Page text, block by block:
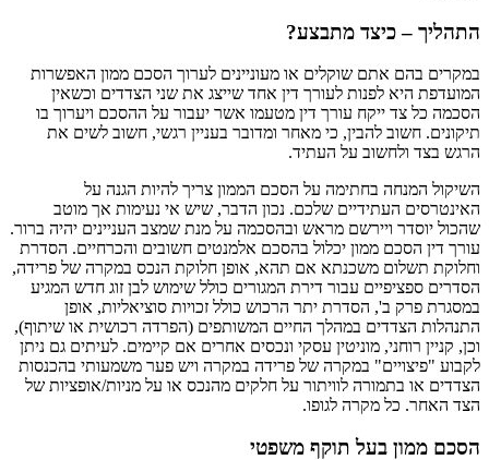
התהליך – כיצד מתבצע?
במקרים בהם אתם שוקלים או מעוניינים לערוך הסכם ממון האפשרות
המועדפת היא לפנות לעורך דין אחד שייצג את שני הצדדים וכשאין
הסכמה כל צד ייקח עורך דין מטעמו אשר יעבור על ההסכם ויערוך בו
תיקונים. חשוב להבין, כי מאחר ומדובר בעניין רגשי, חשוב לשים את
הרגש בצד ולחשוב על העתיד.
השיקול המנחה בחתימה על הסכם הממון צריך להיות הגנה על
האינטרסים העתידיים שלכם. נכון הדבר, שיש אי נעימות אך מוטב
שהכול יוסדר ויירשם מראש ובהסכמה על מנת שמצב העניינים יהיה ברור.
עורך דין הסכם ממון יכלול בהסכם אלמנטים חשובים והכרחיים. הסדרת
וחלוקת תשלום משכנתא אם תהא, אופן חלוקת הנכס במקרה של פרידה,
הסדרים ספציפיים עבור דירת המגורים כולל שימוש לבן זוג חדש המגיע
במסגרת פרק ב', הסדרת יתר הרכוש כולל זכויות סוציאליות, אופן
התנהלות הצדדים במהלך החיים המשותפים (הפרדה רכושית או שיתוף),
וכן, קניין רוחני, מוניטין עסקי ונכסים אחרים אם קיימים. לעיתים גם ניתן
לקבוע "פיצויים" במקרה של פרידה במקרה ויש פער משמעותי בהכנסות
הצדדים או בתמורה לוויתור על חלקים מהנכס או על מניות/אופציות של
הצד האחר. כל מקרה לגופו.
הסכם ממון בעל תוקף משפטי